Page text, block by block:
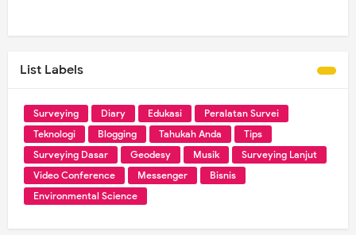
List Labels
Surveying Diary Edukasi
Peralatan Survei
Teknologi
Blogging Tahukah Anda
Tips
Surveying Dasar
Geodesy Musik
Surveying Lanjut
Video Conference
Messenger
Bisnis
Environmental Science